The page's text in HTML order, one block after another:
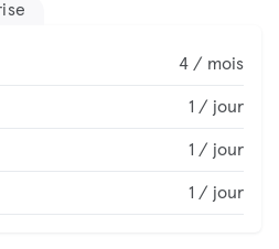
4 / mois
1 / jour
1 / jour
1 / jour